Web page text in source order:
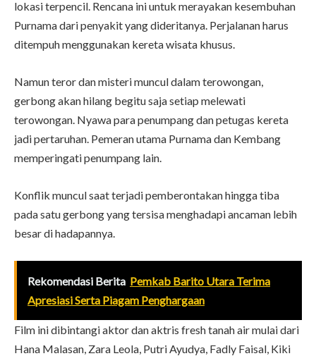
lokasi terpencil. Rencana ini untuk merayakan kesembuhan
Purnama dari penyakit yang dideritanya. Perjalanan harus
ditempuh menggunakan kereta wisata khusus.
Namun teror dan misteri muncul dalam terowongan,
gerbong akan hilang begitu saja setiap melewati
terowongan. Nyawa para penumpang dan petugas kereta
jadi pertaruhan. Pemeran utama Purnama dan Kembang
memperingati penumpang lain.
Konflik muncul saat terjadi pemberontakan hingga tiba
pada satu gerbong yang tersisa menghadapi ancaman lebih
besar di hadapannya.
Rekomendasi Berita Pemkab Barito Utara Terima
Apresiasi Serta Piagam Penghargaan
Film ini dibintangi aktor dan aktris fresh tanah air mulai dari
Hana Malasan, Zara Leola, Putri Ayudya, Fadly Faisal, Kiki